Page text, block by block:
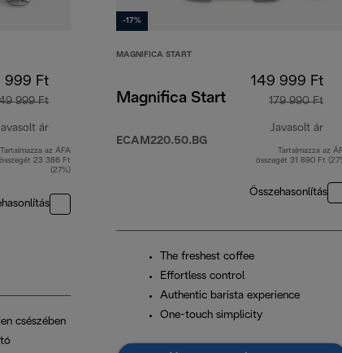
999 Ft
999 Ft
ár
eredeti ár 149 999 Ft
Tartalmazza az ÁFA
összegét 23 386 Ft
(27%)
csészében
-17%
MAGNIFICA START
Magnifica Start
ECAM220.50.BG
149 999 Ft
179 990 Ft
Javasolt ár
Tartalmazza az
összegét 31 890 Ft
Összehasonlítás
The freshest coffee
Effortless control
Authentic barista experience
One-touch simplicity